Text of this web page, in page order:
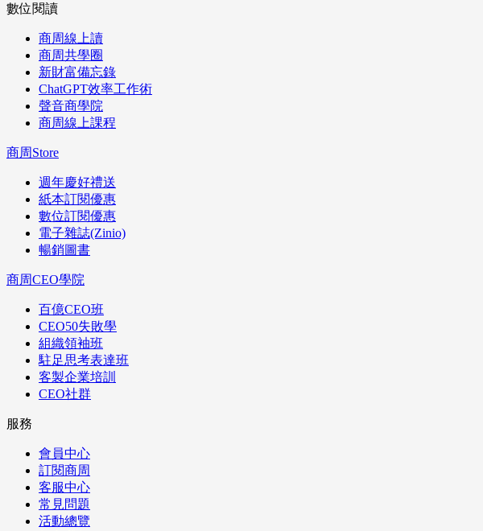
數位閱讀
商周線上讀
商周共學圈
新財富備忘錄
ChatGPT效率工作術
聲音商學院
商周線上課程
商周Store
週年慶好禮送
紙本訂閱優惠
數位訂閱優惠
電子雜誌(Zinio)
暢銷圖書
商周CEO學院
百億CEO班
CEO50失敗學
組織領袖班
駐足思考表達班
客製企業培訓
CEO社群
服務
會員中心
訂閱商周
客服中心
常見問題
活動總覽